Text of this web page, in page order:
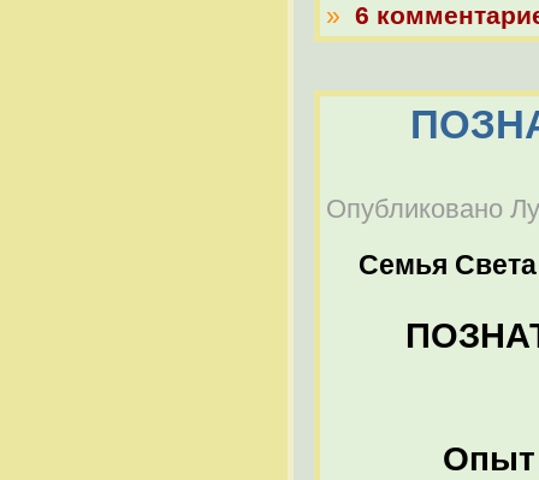
» 6
Опубликовано
Семья Света
Опыт